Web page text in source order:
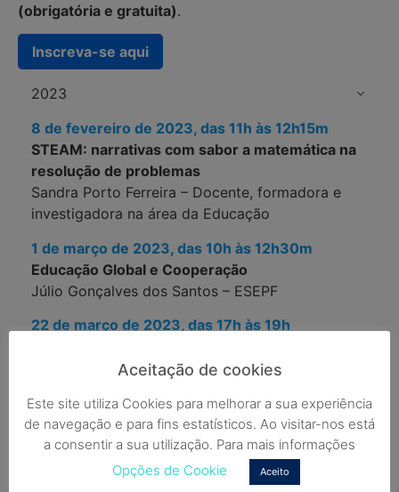
(obrigatória e gratuita).
Inscreva-se aqui
2023
8 de fevereiro de 2023, das 11h às 12h15m
STEAM: narrativas com sabor a matemática na
resolução de problemas
Sandra Porto Ferreira – Docente, formadora e
investigadora na área da Educação
1 de março de 2023, das 10h às 12h30m
Educação Global e Cooperação
Júlio Gonçalves dos Santos – ESEPF
22 de março de 2023, das 17h às 19h
Manuela Vieira – Escola Básica da Vilarinha
Aceitação de cookies
Este site utiliza Cookies para melhorar a sua experiência
de navegação e para fins estatísticos. Ao visitar-nos está
a consentir a sua utilização. Para mais informações
Opções de Cookie
Aceito